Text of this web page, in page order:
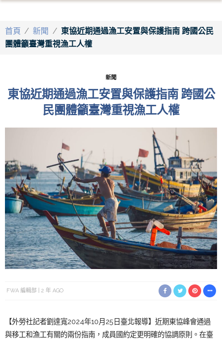
首頁 / 新聞 / 東協近期通過漁工安置與保護指南 跨國公民
團體籲臺灣重視漁工人權
新聞
東協近期通過漁工安置與保護指南 跨國公
民團體籲臺灣重視漁工人權
FWA 編輯部 2 年 AGO
【外勞社記者劉達寬2024年10月25日臺北報導】近期東協峰會通過
與移工和漁工有關的兩份指南，成員國約定更明確的協調原則。在臺